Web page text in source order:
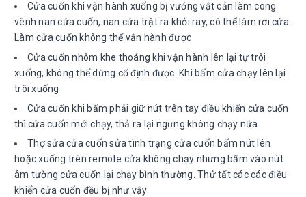
Cửa cuốn khi vận hành xuống bị vướng vật cản làm cong
vênh nan cửa cuốn, nan cửa trật ra khỏi ray, có thể làm rơi cửa.
Làm cửa cuốn không thể vận hành được
Cửa cuốn nhôm khe thoáng khi vận hành lên lại tự trôi
xuống, không thể dừng cố định được. Khi bấm cửa chạy lên lại
trôi xuống
Cửa cuốn khi bấm phải giữ nút trên tay điều khiển cửa cuốn
thì cửa cuốn mới chạy, thả ra lại ngưng không chạy nữa
Thợ sửa cửa cuốn sửa tình trạng cửa cuốn bấm nút lên
hoặc xuống trên remote cửa không chạy nhưng bấm vào nút
âm tường cửa cuốn lại chạy bình thường. Thử tất các các điều
khiển cửa cuốn đều bị như vậy